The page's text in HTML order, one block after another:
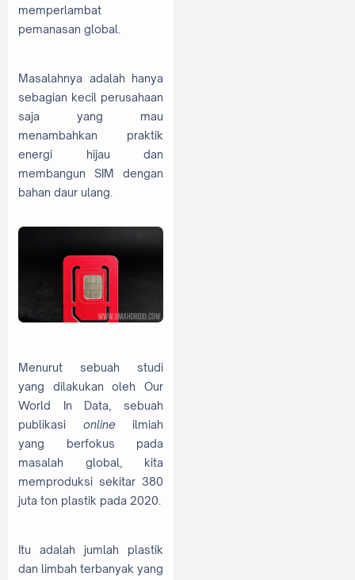
memperlambat
pemanasan global.
Masalahnya adalah hanya
sebagian kecil perusahaan
saja yang mau
menambahkan praktik
energi hijau dan
membangun SIM dengan
bahan daur ulang.
Menurut sebuah studi
yang dilakukan oleh Our
World In Data, sebuah
publikasi onlineilmiah
yang berfokus pada
masalah global, kita
memproduksi sekitar 380
juta ton plastik pada 2020.
Itu adalah jumlah plastik
dan limbah terbanyak yang